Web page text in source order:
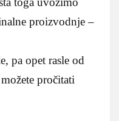
proizvodnje –
pa opet rasle od
pročitati